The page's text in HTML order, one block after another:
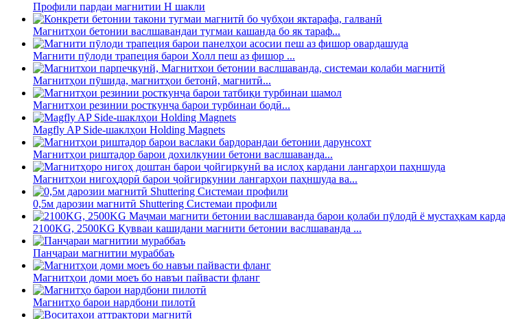
Профили пардаи магнитии H шакли
Магнитҳои бетонии васлшавандаи тугмаи кашанда бо як тараф...
Магнити пӯлоди трапеция барои Холл пеш аз фишор ...
Магнитҳои пӯшида, магнитҳои бетонӣ, магнитӣ...
Магнитҳои резинии росткунҷа барои турбинаи бодӣ...
Magfly AP Side-шаклҳои Holding Magnets
Магнитҳои риштадор барои дохилкунии бетони васлшаванда...
Магнитҳои нигоҳдорӣ барои ҷойгиркунии лангарҳои паҳншуда ва...
0,5м дарозии магнитӣ Shuttering Системаи профили
2100KG, 2500KG Қувваи кашидани магнити бетонии васлшаванда ...
Панҷараи магнитии мураббаъ
Магнитҳои доми моеъ бо навъи пайвасти фланг
Магнитҳо барои нардбони пилотӣ